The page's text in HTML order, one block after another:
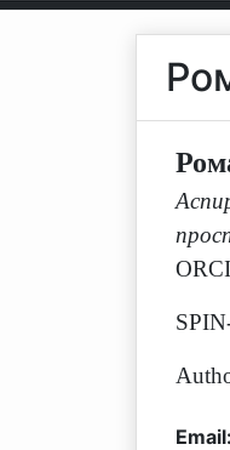
Email: